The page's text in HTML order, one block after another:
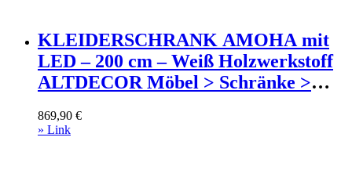
KLEIDERSCHRANK AMOHA mit
LED – 200 cm – Weiß Holzwerkstoff
ALTDECOR Möbel > Schränke >
Schwebetürenschränke Weiß
869,90 €
» Link